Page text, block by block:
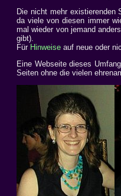
Die nicht mehr existierenden
da viele von diesen immer
mal wieder von jemand
gibt).
Für Hinweise auf neue oder
Eine Webseite dieses
Seiten ohne die vielen